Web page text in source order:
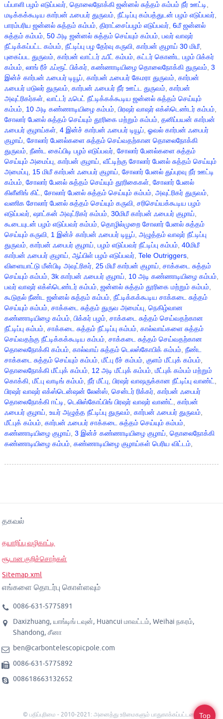
பப்பாளி பழம் எடுப்பவர், தொலைநோக்கி ஜன்னல் சுத்தம் கம்பம் நீர் ஊட்டி,
மடிக்கக்கூடிய கார்பன் ஃபைபர் துருவம், நீட்டிப்பு கம்பத்துடன் பழம் எடுப்பவர்,
பாரம்பரிய ஜன்னல் சுத்தம் கம்பம், திராட்சைப்பழம் எடுப்பவர், 6மீ ஜன்னல்
சுத்தம் கம்பம், 50 அடி ஜன்னல் சுத்தம் செய்யும் கம்பம், பவர் வாஷர்
நீட்டிக்கப்பட்ட கம்பம், நீட்டிப்பு பழ தேர்வு கருவி, கார்பன் குழாய் 30 மிமீ,
புகைப்பட துருவம், கார்பன் வாட்டர் ஃபீட் கம்பம், கட்டர் கொண்ட பழம் பிக்கர்
கம்பம், லாங் ரீச் ஃப்ரூட் பிக்கர், கண்ணாடியிழை தொலைநோக்கி துருவம், 3
இன்ச் கார்பன் ஃபைபர் டியூப், கார்பன் ஃபைபர் கேமரா துருவம், கார்பன்
ஃபைபர் மடுலர் துருவம், கார்பன் ஃபைபர் நீர் ஊட்ட துருவம், கார்பன்
அவுட்ரிகர்கள், வாட்டர் ஃபெட் நீட்டிக்கக்கூடிய ஜன்னல் சுத்தம் செய்யும்
கம்பம், 10 அடி கண்ணாடியிழை கம்பம், பிரஷர் வாஷர் எக்ஸ்டெண்டர் கம்பம்,
சோலார் பேனல் சுத்தம் செய்யும் தூரிகை மற்றும் கம்பம், தனிப்பயன் கார்பன்
ஃபைபர் குழாய்கள், 4 இன்ச் கார்பன் ஃபைபர் டியூப், ஓவல் கார்பன் ஃபைபர்
குழாய், சோலார் பேனல்களை சுத்தம் செய்வதற்கான தொலைநோக்கி
துருவம், நீண்ட கைப்பிடி பழம் எடுப்பவர், சோலார் பேனல்களை சுத்தம்
செய்யும் அமைப்பு, கார்பன் குழாய், வீட்டிற்கு சோலார் பேனல் சுத்தம் செய்யும்
அமைப்பு, 15 மிமீ கார்பன் ஃபைபர் குழாய், சோலார் பேனல் துப்புரவு நீர் ஊட்டி
கம்பம், சோலார் பேனல் சுத்தம் செய்யும் தூரிகைகள், சோலார் பேனல்
கிளீனிங் கிட், சோலார் பேனல் சுத்தம் செய்யும் கம்பம், அவுட்ரிகர் துருவம்,
வணிக சோலார் பேனல் சுத்தம் செய்யும் கருவி, சரிசெய்யக்கூடிய பழம்
எடுப்பவர், ஷாட்கன் அவுட்ரிகர் கம்பம், 30மிமீ கார்பன் ஃபைபர் குழாய்,
கூடையுடன் பழம் எடுப்பவர் கம்பம், தொழில்முறை சோலார் பேனல் சுத்தம்
செய்யும் கருவி, 1 இன்ச் கார்பன் ஃபைபர் டியூப், அழுத்தம் வாஷர் நீட்டிப்பு
துருவம், கார்பன் ஃபைபர் குழாய், பழம் எடுப்பவர் நீட்டிப்பு கம்பம், 40மிமீ
கார்பன் ஃபைபர் குழாய், ஆப்பிள் பழம் எடுப்பவர், Tele Outriggers,
விளையாட்டு மீன்பிடி அவுட்ரிகர், 25 மிமீ கார்பன் குழாய், சாக்கடை சுத்தம்
செய்யும் கம்பம், 3k கார்பன் ஃபைபர் குழாய், 10 அடி கண்ணாடியிழை கம்பம்,
பவர் வாஷர் எக்ஸ்டெண்டர் கம்பம், ஜன்னல் சுத்தம் தூரிகை மற்றும் கம்பம்,
கூடுதல் நீண்ட ஜன்னல் சுத்தம் கம்பம், நீட்டிக்கக்கூடிய சாக்கடை சுத்தம்
செய்யும் கம்பம், சாக்கடை சுத்தம் துருவ அமைப்பு, நெகிழ்வான
கண்ணாடியிழை கம்பம், பிக்கர் பழம், சாக்கடை சுத்தம் செய்வதற்கான
நீட்டிப்பு கம்பம், சாக்கடை சுத்தம் நீட்டிப்பு கம்பம், கால்வாய்களை சுத்தம்
செய்வதற்கு நீட்டிக்கக்கூடிய கம்பம், சாக்கடை சுத்தம் செய்வதற்கான
தொலைநோக்கி கம்பம், கால்வாய் சுத்தம் டெலஸ்கோபிக் கம்பம், நீண்ட
சாக்கடை சுத்தம் செய்யும் கம்பம், மீட்பு ரீச் கம்பம், குளம் மீட்புக் கம்பம்,
தொலைநோக்கி மீட்புக் கம்பம், 12 அடி மீட்புக் கம்பம், மீட்புக் கம்பம் மற்றும்
கொக்கி, மீட்பு வாடிங் கம்பம், நீர் மீட்பு, பிரஷர் வாஷருக்கான நீட்டிப்பு வாண்ட்,
பிரஷர் வாஷர் எக்ஸ்டென்ஷன் லேன்ஸ், சென்டர் ரிக்கர், கார்பன் ஃபைபர்
தொலைநோக்கி ஈட்டி, டெலிஸ்கோப்பிங் பிரஷர் வாஷர் வாண்ட், கார்பன்
ஃபைபர் குழாய், உயர் அழுத்த நீட்டிப்பு துருவம், கார்பன் ஃபைபர் துருவம்,
மீட்புக் கம்பம், கார்பன் ஃபைபர் சாக்கடை சுத்தம் செய்யும் கம்பம்,
கண்ணாடியிழை குழாய், 3 இன்ச் கண்ணாடியிழை குழாய், தொலைநோக்கி
கண்ணாடியிழை கம்பம், கண்ணாடியிழை குழாய்கள் பெரிய விட்டம்,
தகவல்
தயாரிப்பு வழிகாட்டி
சூடான குறிச்சொற்கள்
Sitemap.xml
எங்களை தொடர்பு கொள்ளவும்
0086-631-5775891
Daxizhuang, யாங்டிங் டவுன், Huancui மாவட்டம், Weihai நகரம்,
Shandong, சீனா
ben@carbontelescopicpole.com
0086-631-5775892
008618663132652
© பதிப்புரிமை - 2010-2021: அனைத்து உரிமைகளும் பாதுகாக்கப்பட்டவை.Top